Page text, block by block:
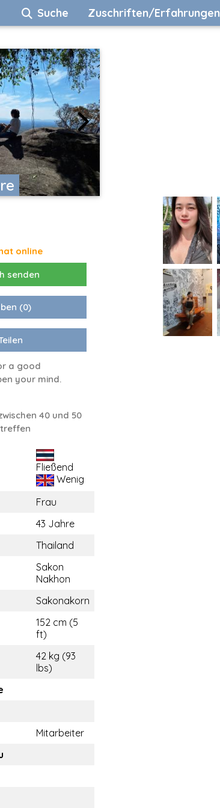
Suche Zuschriften/Erfahrungen
online
senden
(0)
a good
your mind.
40 und 50
Fließend
Wenig
Frau
43 Jahre
Thailand
Sakon
Nakhon
Sakonakorn
152 cm (5
ft)
42 kg (93
lbs)
Mitarbeiter